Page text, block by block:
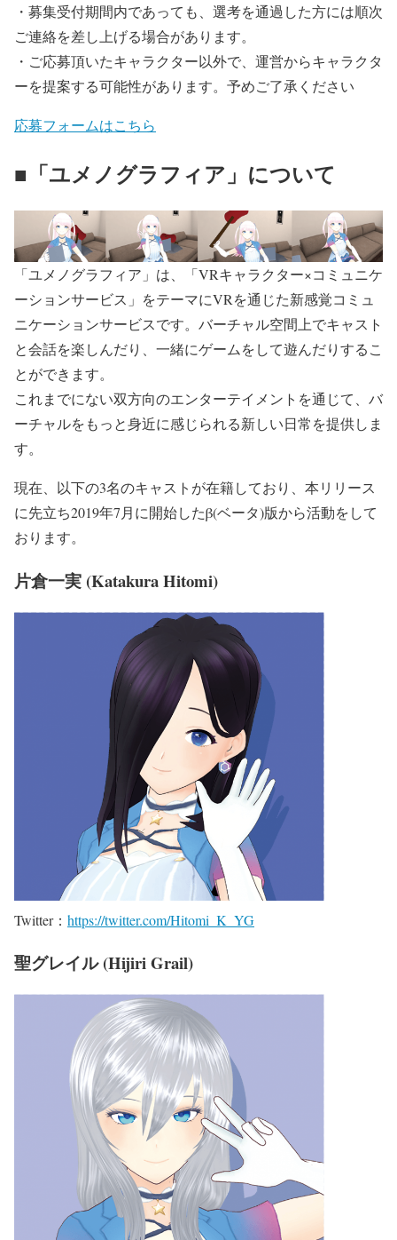
・募集受付期間内であっても、選考を通過した方には順次
ご連絡を差し上げる場合があります。
・ご応募頂いたキャラクター以外で、運営からキャラクタ
ーを提案する可能性があります。予めご了承ください
応募フォームはこちら
■「ユメノグラフィア」について
「ユメノグラフィア」は、「VRキャラクター×コミュニケ
ーションサービス」をテーマにVRを通じた新感覚コミュ
ニケーションサービスです。バーチャル空間上でキャスト
と会話を楽しんだり、一緒にゲームをして遊んだりするこ
とができます。
これまでにない双方向のエンターテイメントを通じて、バ
ーチャルをもっと身近に感じられる新しい日常を提供しま
す。
現在、以下の3名のキャストが在籍しており、本リリース
に先立ち2019年7月に開始したβ(ベータ)版から活動をして
おります。
片倉一実 (Katakura Hitomi)
Twitter： https://twitter.com/Hitomi_K_YG
聖グレイル (Hijiri Grail)